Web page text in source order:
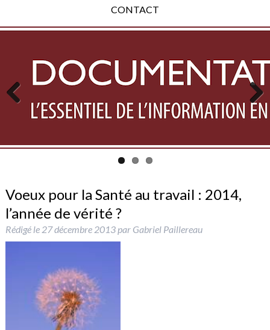
CONTACT
Previous Next
Voeux pour la Santé au travail : 2014,
l’année de vérité ?
Rédigé le 27 décembre 2013par Gabriel Paillereau